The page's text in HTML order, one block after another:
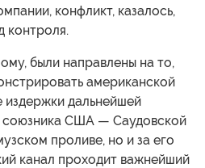
конфликт, казалось,
контроля.
были направлены на то,
американской
дальнейшей
союзника США — Саудовской
проливе, но и за его
канал проходит важнейший